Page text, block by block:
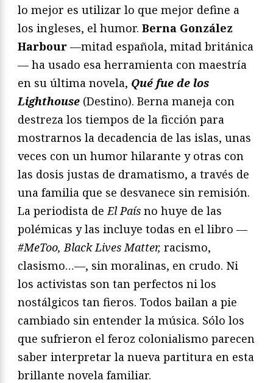
lo mejor es utilizar lo que mejor define a
los ingleses, el humor. Berna González
Harbour —mitad española, mitad británica
— ha usado esa herramienta con maestría
en su última novela, Qué fue de los
Lighthouse (Destino). Berna maneja con
destreza los tiempos de la ficción para
mostrarnos la decadencia de las islas, unas
veces con un humor hilarante y otras con
las dosis justas de dramatismo, a través de
una familia que se desvanece sin remisión.
La periodista de El País no huye de las
polémicas y las incluye todas en el libro—
#MeToo, Black Lives Matter, racismo,
clasismo…—, sin moralinas, en crudo. Ni
los activistas son tan perfectos ni los
nostálgicos tan fieros. Todos bailan a pie
cambiado sin entender la música. Sólo los
que sufrieron el feroz colonialismo parecen
saber interpretar la nueva partitura en esta
brillante novela familiar.